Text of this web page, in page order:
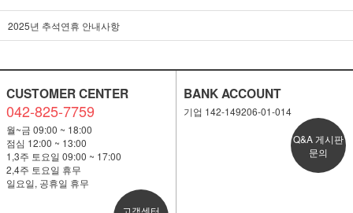
2025년 추석연휴 안내사항
CUSTOMER CENTER
042-825-7759
월~금 09:00 ~ 18:00
점심 12:00 ~ 13:00
1,3주 토요일 09:00 ~ 17:00
2,4주 토요일 휴무
일요일, 공휴일 휴무
고객센터
BANK ACCOUNT
기업 142-149206-01-014
Q&A 게시판
문의